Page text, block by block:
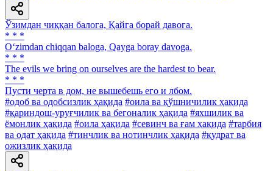
Ўзимдан чиққан балога, Қайга борай давога.
* * *
O‘zimdan chiqqan baloga, Qayga boray davoga.
* * *
The evils we bring on ourselves are the hardest to bear.
* * *
Пусти черта в дом, не вышебешь его и лбом.
#одоб ва одобсизлик ҳақида #оила ва қўшничилик ҳақида
#қариндош-уруғчилик ва бегоналик ҳақида #яхшилик ва
ёмонлик ҳақида #оила ҳақида #севинч ва ғам ҳақида #тарбия
ва одат ҳақида #тинчлик ва нотинчлик ҳақида #қудрат ва
ожизлик ҳақида